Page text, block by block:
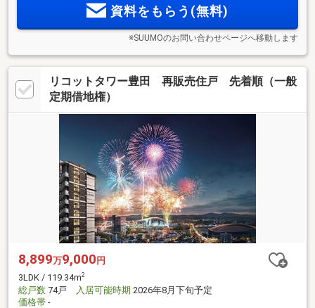
ム」誕生。資料請求受付中資料をもらう(無料)
※SUUMOのお問い合わせページへ移動します
リコットタワー豊田 再販売住戸 先着順（一般
定期借地権）
8,899万9,000 円
3LDK / 119.34m2
総戸数 74戸 入居可能時期 2026年8月下旬予定
価格帯 -